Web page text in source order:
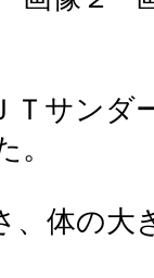
サンダ
。
体の大